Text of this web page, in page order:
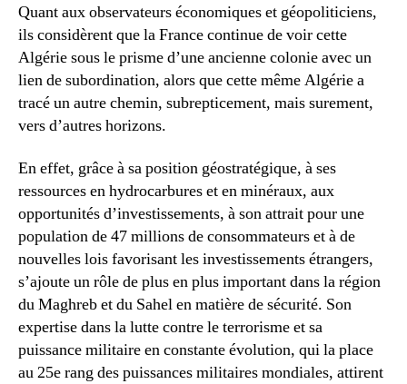
Quant aux observateurs économiques et géopoliticiens,
ils considèrent que la France continue de voir cette
Algérie sous le prisme d’une ancienne colonie avec un
lien de subordination, alors que cette même Algérie a
tracé un autre chemin, subrepticement, mais surement,
vers d’autres horizons.
En effet, grâce à sa position géostratégique, à ses
ressources en hydrocarbures et en minéraux, aux
opportunités d’investissements, à son attrait pour une
population de 47 millions de consommateurs et à de
nouvelles lois favorisant les investissements étrangers,
s’ajoute un rôle de plus en plus important dans la région
du Maghreb et du Sahel en matière de sécurité. Son
expertise dans la lutte contre le terrorisme et sa
puissance militaire en constante évolution, qui la place
au 25e rang des puissances militaires mondiales, attirent